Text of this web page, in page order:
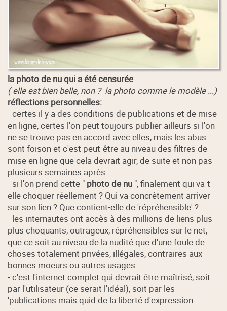
la photo de nu qui a été censurée
( elle est bien belle, non ? la photo comme le modèle ...)
réflections personnelles:
- certes il y a des conditions de publications et de mise
en ligne, certes l'on peut toujours publier ailleurs si l'on
ne se trouve pas en accord avec elles, mais les abus
sont foison et c'est peut-être au niveau des filtres de
mise en ligne que cela devrait agir, de suite et non pas
plusieurs semaines après ...
- si l'on prend cette " photo de nu ", finalement qui va-t-
elle choquer réellement ? Qui va concrètement arriver
sur son lien ? Que contient-elle de 'répréhensible' ?
- les internautes ont accès à des millions de liens plus
plus choquants, outrageux, répréhensibles sur le net,
que ce soit au niveau de la nudité que d'une foule de
choses totalement privées, illégales, contraires aux
bonnes moeurs ou autres usages ...
- c'est l'internet complet qui devrait être maîtrisé, soit
par l'utilisateur (ce serait l'idéal), soit par les
'publications mais quid de la liberté d'expression ...